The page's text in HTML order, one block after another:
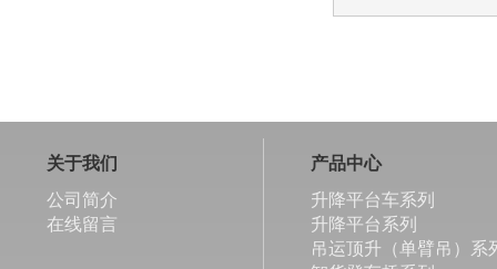
关于我们
公司简介
在线留言
产品中心
升降平台车系列
升降平台系列
吊运顶升（单臂吊）系